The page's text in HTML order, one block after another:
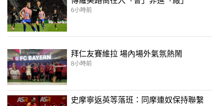
6小時前
拜仁友賽維拉 場內場外氣氛熱鬧
8小時前
史摩寧返英等落班：同摩連奴保持聯繫